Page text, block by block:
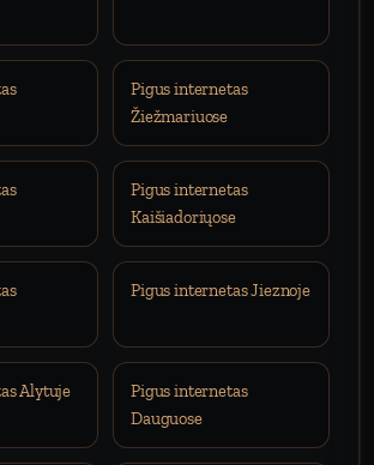
Pigus internetas
Žiežmariuose
Pigus internetas
Kaišiadoriųose
Pigus internetas Jieznoje
Alytuje
Pigus internetas
Dauguose